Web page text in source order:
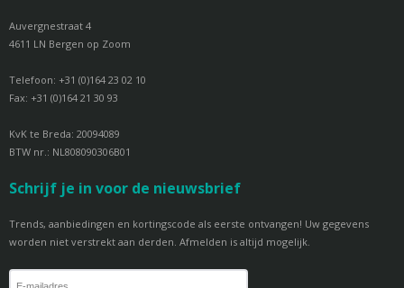
Auvergnestraat 4
4611 LN Bergen op Zoom
Telefoon: +31 (0)164 23 02 10
Fax: +31 (0)164 21 30 93
KvK te Breda: 20094089
BTW nr.: NL808090306B01
Schrijf je in voor de nieuwsbrief
Trends, aanbiedingen en kortingscode als eerste ontvangen! Uw gegevens
worden niet verstrekt aan derden. Afmelden is altijd mogelijk.